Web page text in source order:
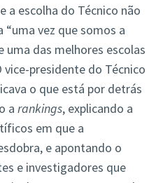
a escolha do Técnico não
vez que somos a
das melhores escolas
vice-presidente do Técnico
o que está por detrás
a rankings, explicando a
em que a
e apontando o
e investigadores que